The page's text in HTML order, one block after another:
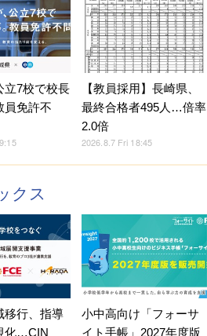
立7校で校長
員免許不
【教員採用】長崎県、
最終合格者495人…倍率
2.0倍
2026.8.7 Fri 18:45
クス
移行、指導
化…CIN
小中高向け「フォーサ
イト手帳」2027年度版